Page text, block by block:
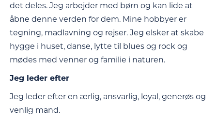
det deles. Jeg arbejder med børn og kan lide at
åbne denne verden for dem. Mine hobbyer er
tegning, madlavning og rejser. Jeg elsker at skabe
hygge i huset, danse, lytte til blues og rock og
mødes med venner og familie i naturen.
Jeg leder efter
Jeg leder efter en ærlig, ansvarlig, loyal, generøs og
venlig mand.